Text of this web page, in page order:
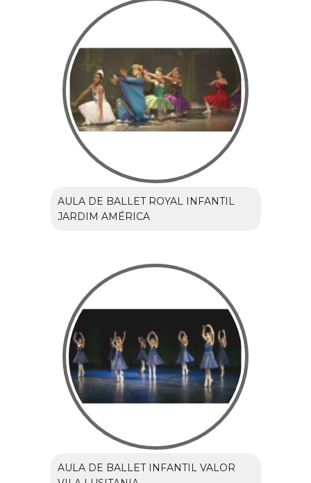
AULA DE BALLET ROYAL INFANTIL
JARDIM AMÉRICA
AULA DE BALLET INFANTIL VALOR